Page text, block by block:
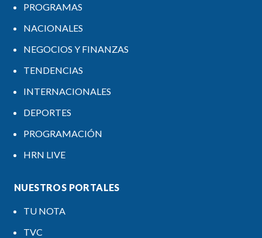
PROGRAMAS
NACIONALES
NEGOCIOS Y FINANZAS
TENDENCIAS
INTERNACIONALES
DEPORTES
PROGRAMACIÓN
HRN LIVE
NUESTROS PORTALES
TU NOTA
TVC